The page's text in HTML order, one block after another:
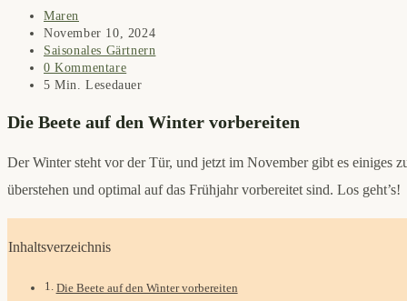
Beitrags-
Autor:
Maren
Beitrag
veröffentlicht:
November 10, 2024
Beitrags-
Kategorie:
Saisonales Gärtnern
Beitrags-
Kommentare:
0 Kommentare
Lesedauer:
5 Min. Lesedauer
Die Beete auf den Winter vorbereiten
Der Winter steht vor der Tür, und jetzt im November gibt es einiges
überstehen und optimal auf das Frühjahr vorbereitet sind. Los geht’s!
Inhaltsverzeichnis
Die Beete auf den Winter vorbereiten